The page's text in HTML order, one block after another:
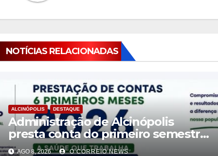
NOTÍCIAS RELACIONADAS
ALCINÓPOLIS DESTAQUE
Administração de Alcinópolis
presta conta do primeiro semestre
de 2026
AGO 8, 2026 O CORREIO NEWS